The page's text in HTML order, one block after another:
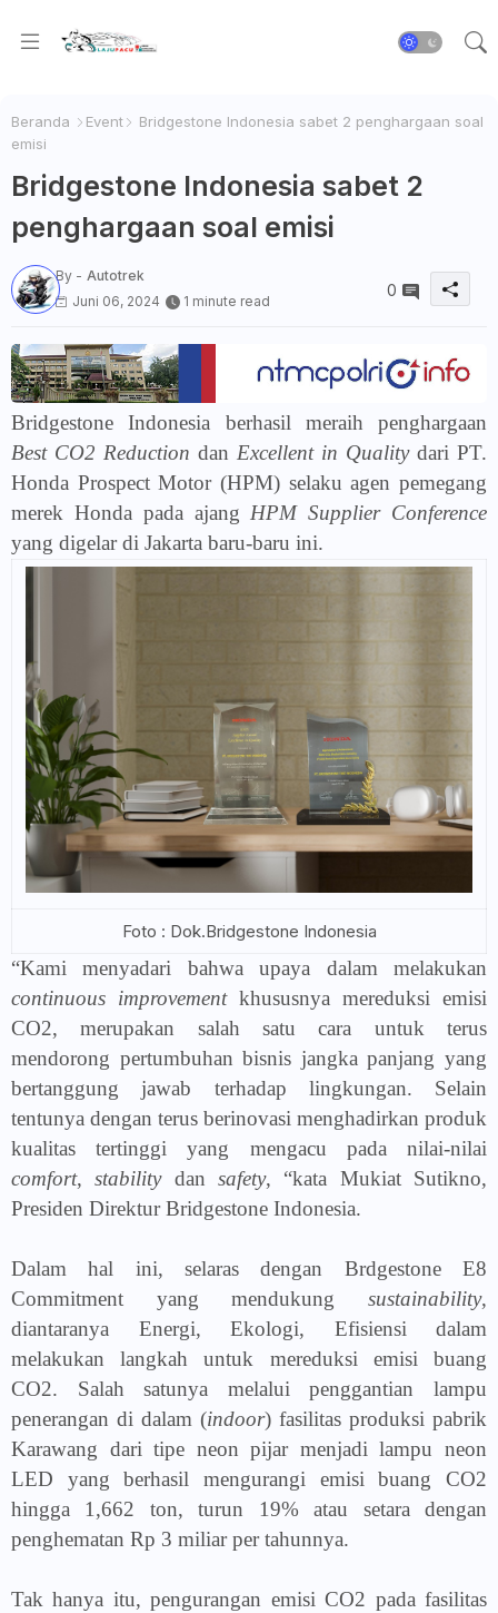
Beranda Event
Bridgestone Indonesia sabet 2 penghargaan soal
emisi
Bridgestone Indonesia sabet 2
penghargaan soal emisi
By - Autotrek
Juni 06, 2024
1 minute read
0
Bridgestone Indonesia berhasil meraih penghargaan
Best CO2 Reduction dan Excellent in Qualitydari PT.
Honda Prospect Motor (HPM) selaku agen pemegang
merek Honda pada ajang HPM Supplier Conference
yang digelar di Jakarta baru-baru ini.
Foto : Dok.Bridgestone Indonesia
“Kami menyadari bahwa upaya dalam melakukan
continuous improvementkhususnya mereduksi emisi
CO2, merupakan salah satu cara untuk terus
mendorong pertumbuhan bisnis jangka panjang yang
bertanggung jawab terhadap lingkungan. Selain
tentunya dengan terus berinovasi menghadirkan produk
kualitas tertinggi yang mengacu pada nilai-nilai
comfort,stabilitydansafety, “kata Mukiat Sutikno,
Presiden Direktur Bridgestone Indonesia.
Dalam hal ini, selaras dengan Brdgestone E8
Commitment yang mendukung sustainability,
diantaranya Energi, Ekologi, Efisiensi dalam
melakukan langkah untuk mereduksi emisi buang
CO2. Salah satunya melalui penggantian lampu
penerangan di dalam (indoor) fasilitas produksi pabrik
Karawang dari tipe neon pijar menjadi lampu neon
LED yang berhasil mengurangi emisi buang CO2
hingga 1,662 ton, turun 19% atau setara dengan
penghematan Rp 3 miliar per tahunnya.
Tak hanya itu, pengurangan emisi CO2 pada fasilitas